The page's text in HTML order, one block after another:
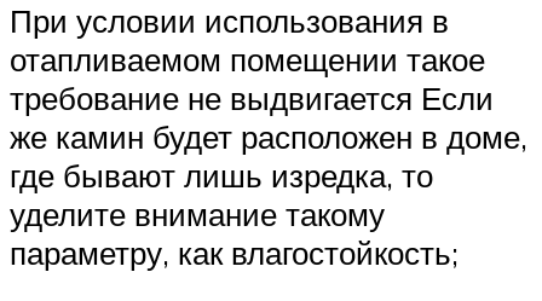
При условии использования в
отапливаемом помещении такое
требование не выдвигается Если
же камин будет расположен в доме,
где бывают лишь изредка, то
уделите внимание такому
параметру, как влагостойкость;